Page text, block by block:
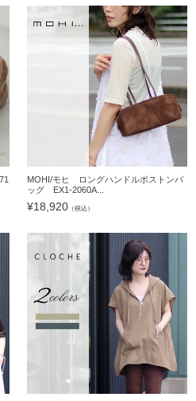
MOHI/モヒ ロングハンドルボストンバ
ッグ EX1-2060A...
¥18,920 （税込）